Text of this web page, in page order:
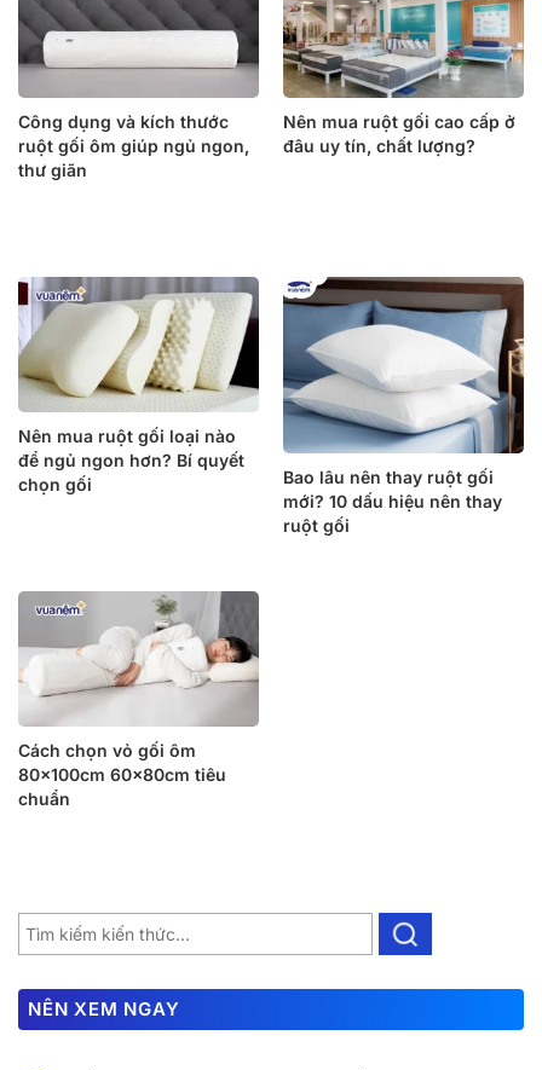
Công dụng và kích thước
ruột gối ôm giúp ngủ ngon,
thư giãn
Nên mua ruột gối cao cấp ở
đâu uy tín, chất lượng?
Nên mua ruột gối loại nào
để ngủ ngon hơn? Bí quyết
chọn gối
Bao lâu nên thay ruột gối
mới? 10 dấu hiệu nên thay
ruột gối
Cách chọn vỏ gối ôm
80x100cm 60x80cm tiêu
chuẩn
NÊN XEM NGAY